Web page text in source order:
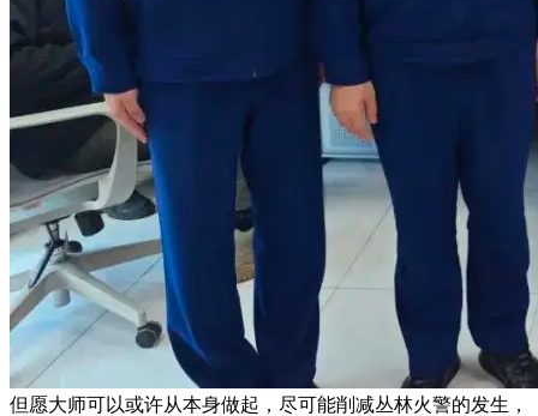
但愿大师可以或许从本身做起，尽可能削减丛林火警的发生，